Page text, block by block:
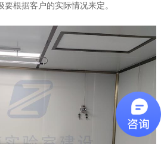
根据客户的实际情况来定。